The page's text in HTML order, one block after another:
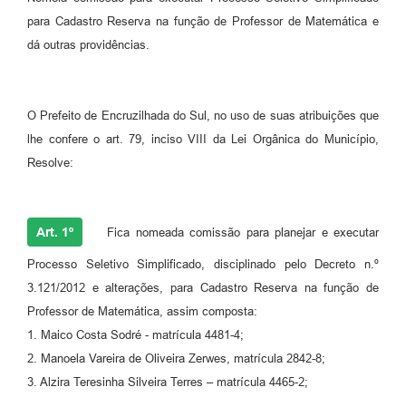
Relatório Ouvidoria 2022
Relatório Ouvidoria 2024
Negócios
para Cadastro Reserva na função de Professor de Matemática e
dá outras providências.
O Prefeito de Encruzilhada do Sul, no uso de suas atribuições que
lhe confere o art. 79, inciso VIII da Lei Orgânica do Município,
Resolve:
Art. 1º Fica nomeada comissão para planejar e executar
Processo Seletivo Simplificado, disciplinado pelo Decreto n.º
3.121/2012 e alterações, para Cadastro Reserva na função de
Professor de Matemática, assim composta:
1. Maico Costa Sodré - matrícula 4481-4;
2. Manoela Vareira de Oliveira Zerwes, matrícula 2842-8;
3. Alzira Teresinha Silveira Terres – matrícula 4465-2;